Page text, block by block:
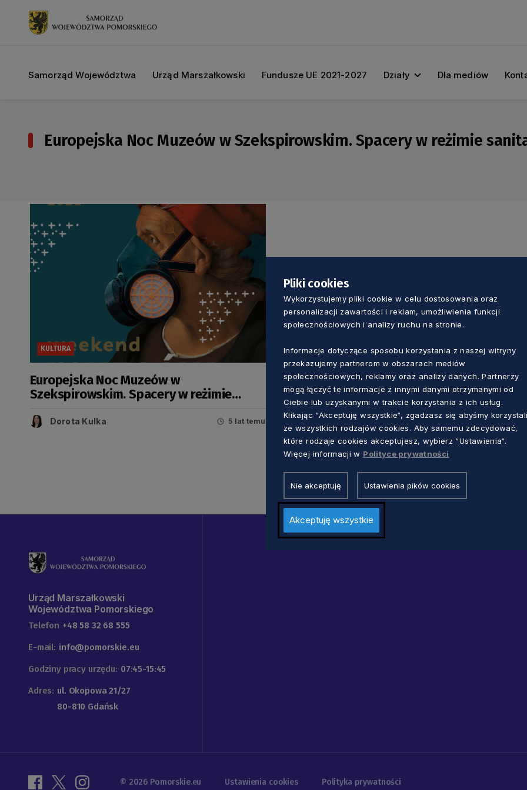
Samorząd Województwa Urząd Marszałkowski Fundusze UE 2021-2027 Działy Dla mediów
Europejska Noc Muzeów w Szekspirowskim. Spacery w reżimie
KULTURA
Europejska Noc Muzeów w
Szekspirowskim. Spacery w reżimie
Dorota Kulka 5 lat temu
Urząd Marszałkowski
Województwa Pomorskiego
Telefon +48 58 32 68 555
E-mail: info@pomorskie.eu
Godziny pracy urzędu: 07:45-15:45
Adres: ul. Okopowa 21/27
80-810 Gdańsk
© 2026 Pomorskie.eu Ustawienia cookies Polityka prywatności
Pliki cookies
Wykorzystujemy pliki cookie w celu dostosowania oraz
personalizacji zawartości i reklam, umożliwienia funkcji
społecznościowych i analizy ruchu na stronie.
Informacje dotyczące sposobu korzystania z naszej witryny
przekazujemy partnerom w obszarach mediów
społecznościowych, reklamy oraz analizy danych. Partnerzy
mogą łączyć te informacje z innymi danymi otrzymanymi od
Ciebie lub uzyskanymi w trakcie korzystania z ich usług.
Klikając “Akceptuję wszystkie“, zgadzasz się abyśmy
ze wszystkich rodzajów cookies. Aby samemu zdecydować,
które rodzaje cookies akceptujesz, wybierz “Ustawienia“.
Więcej informacji w Polityce prywatności
Nie akceptuję Ustawienia pików cookies
Akceptuję wszystkie